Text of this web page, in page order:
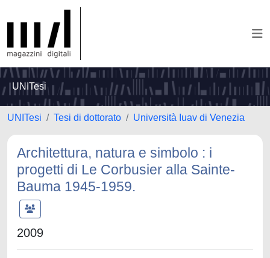
UNITesi
UNITesi Tesi di dottorato Università Iuav di Venezia
Architettura, natura e simbolo : i
progetti di Le Corbusier alla Sainte-
Bauma 1945-1959.
2009